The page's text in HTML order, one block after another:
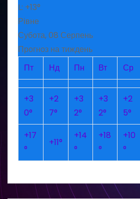
L: +13°
Рівне
Субота, 08 Серпень
Прогноз на тиждень
Пт
Нд Пн Вт Ср
+3
0°
+2
7°
+3
2°
+3
2°
+2
5°
+17
°
+11°
+14
°
+18
°
+10
°